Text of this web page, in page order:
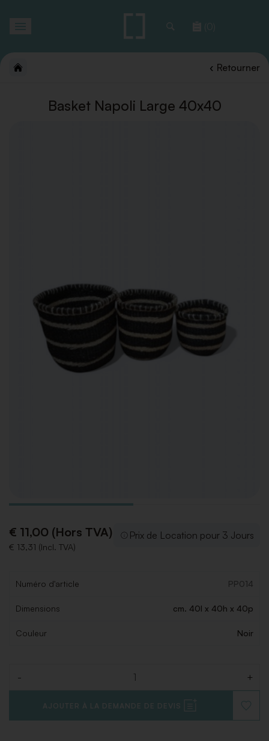
(0)
Retourner
Basket Napoli Large 40x40
€ 11,00 (Hors TVA)
€ 13,31 (Incl. TVA)
Prix de Location pour 3 Jours
Numéro d'article PP014
Dimensions cm. 40l x 40h x 40p
Couleur Noir
- +
AJOUTER À LA DEMANDE DE DEVIS
À